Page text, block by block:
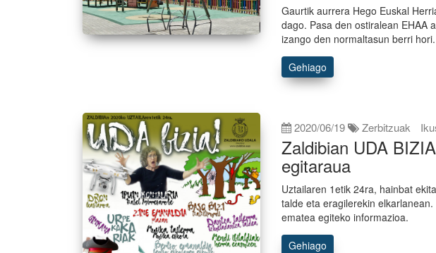
Gaurtik aurrera Hego Euskal
dago. Pasa den ostiralean EHAA
izango den normaltasun berri
Gehiago
2020/06/19 Zerbitzuak
Zaldibian UDA
egitaraua
Uztailaren 1etik 24ra, hainbat
talde eta eragilerekin
ematea egiteko informazioa.
Gehiago